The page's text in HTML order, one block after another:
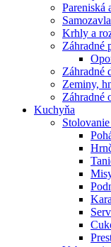
Pareniská
Krhly a
Záhradné
Záhradné
Zeminy,
Záhradné
Kuchyňa